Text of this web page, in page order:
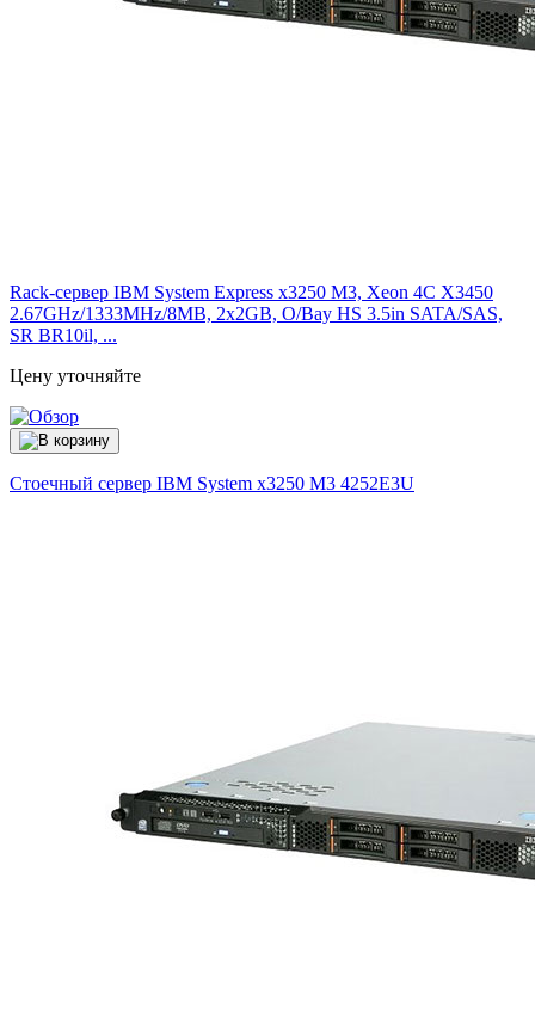
Rack-сервер IBM System Express x3250 M3, Xeon 4C X3450
2.67GHz/1333MHz/8MB, 2x2GB, O/Bay HS 3.5in SATA/SAS,
SR BR10il, ...
Цену уточняйте
Стоечный сервер IBM System x3250 M3 4252E3U